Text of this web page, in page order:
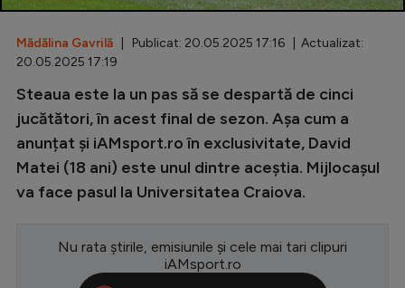
Diverse
Inedit
Champions League
Conference League
CM 2026
Mădălina Gavrilă | Publicat: 20.05.2025 17:16 | Actualizat:
20.05.2025 17:19
Steaua este la un pas să se despartă de cinci
jucătători, în acest final de sezon. Așa cum a
anunțat și iAMsport.ro în exclusivitate, David
Matei (18 ani) este unul dintre aceștia. Mijlocașul
va face pasul la Universitatea Craiova.
Nu rata știrile, emisiunile și cele mai tari clipuri
iAMsport.ro